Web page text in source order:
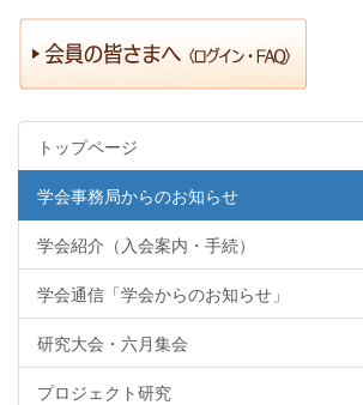
トップページ
学会事務局からのお知らせ
学会紹介（入会案内・手続）
学会通信「学会からのお知らせ」
研究大会・六月集会
プロジェクト研究